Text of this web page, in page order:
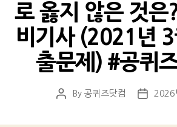
로 옳지 않은 것은
비기사 (2021년 3
출문제) #공퀴
PostBy 공퀴즈닷컴
Post2026